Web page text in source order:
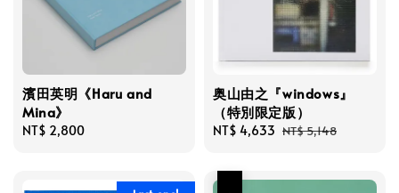
濱田英明《Haru and
Mina》
Regular
NT$ 2,800
奥山由之『windows』
（特別限定版）
Sale
NT$ 4,633 Regular
NT$ 5,148